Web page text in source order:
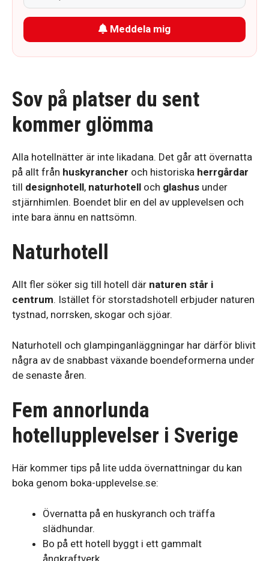
Meddela mig
Sov på platser du sent
kommer glömma
Alla hotellnätter är inte likadana. Det går att övernatta
på allt från huskyrancher och historiska herrgårdar
till designhotell, naturhotell och glashus under
stjärnhimlen. Boendet blir en del av upplevelsen och
inte bara ännu en nattsömn.
Naturhotell
Allt fler söker sig till hotell där naturen står i
centrum. Istället för storstadshotell erbjuder naturen
tystnad, norrsken, skogar och sjöar.
Naturhotell och glampinganläggningar har därför blivit
några av de snabbast växande boendeformerna under
de senaste åren.
Fem annorlunda
hotellupplevelser i Sverige
Här kommer tips på lite udda övernattningar du kan
boka genom boka-upplevelse.se:
Övernatta på en huskyranch och träffa
slädhundar.
Bo på ett hotell byggt i ett gammalt
ångkraftverk.